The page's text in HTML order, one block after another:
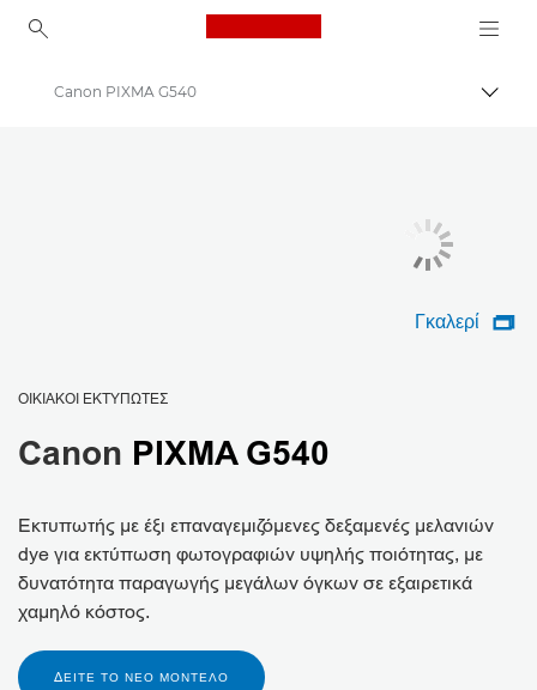
Canon Logo, back to
Canon PIXMA G540
Γκαλερί 
ΟΙΚΙΑΚΟΊ ΕΚΤΥΠΩΤΈΣ
Canon PIXMA G540
Εκτυπωτής με έξι επαναγεμιζόμενες δεξαμενές μελανιών
dye για εκτύπωση φωτογραφιών υψηλής ποιότητας, με
δυνατότητα παραγωγής μεγάλων όγκων σε εξαιρετικά
χαμηλό κόστος.
ΔΕΊΤΕ ΤΟ ΝΈΟ ΜΟΝΤΈΛΟ